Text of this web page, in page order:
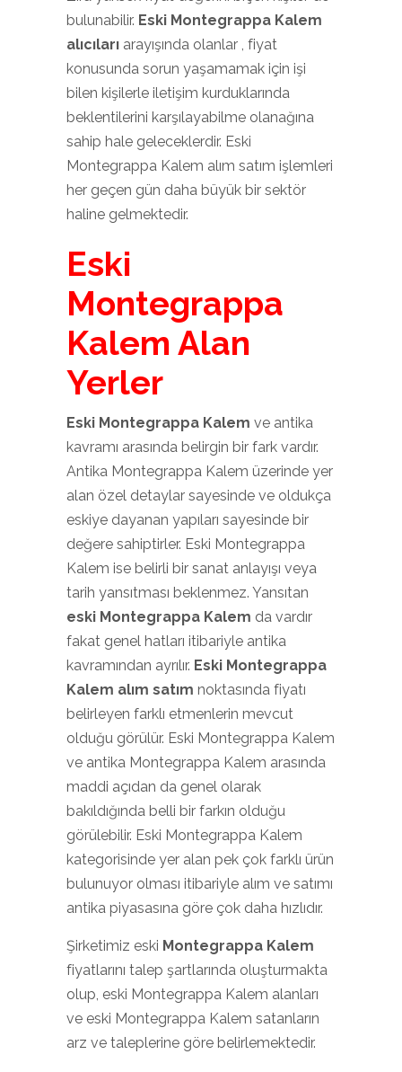
bulunabilir. Eski Montegrappa Kalem
alıcıları arayışında olanlar , fiyat
konusunda sorun yaşamamak için işi
bilen kişilerle iletişim kurduklarında
beklentilerini karşılayabilme olanağına
sahip hale geleceklerdir. Eski
Montegrappa Kalem alım satım işlemleri
her geçen gün daha büyük bir sektör
haline gelmektedir.
Eski
Montegrappa
Kalem Alan
Yerler
Eski Montegrappa Kalem ve antika
kavramı arasında belirgin bir fark vardır.
Antika Montegrappa Kalem üzerinde yer
alan özel detaylar sayesinde ve oldukça
eskiye dayanan yapıları sayesinde bir
değere sahiptirler. Eski Montegrappa
Kalem ise belirli bir sanat anlayışı veya
tarih yansıtması beklenmez. Yansıtan
eski Montegrappa Kalem da vardır
fakat genel hatları itibariyle antika
kavramından ayrılır. Eski Montegrappa
Kalem alım satım noktasında fiyatı
belirleyen farklı etmenlerin mevcut
olduğu görülür. Eski Montegrappa Kalem
ve antika Montegrappa Kalem arasında
maddi açıdan da genel olarak
bakıldığında belli bir farkın olduğu
görülebilir. Eski Montegrappa Kalem
kategorisinde yer alan pek çok farklı ürün
bulunuyor olması itibariyle alım ve satımı
antika piyasasına göre çok daha hızlıdır.
Şirketimiz eski Montegrappa Kalem
fiyatlarını talep şartlarında oluşturmakta
olup, eski Montegrappa Kalem alanları
ve eski Montegrappa Kalem satanların
arz ve taleplerine göre belirlemektedir.